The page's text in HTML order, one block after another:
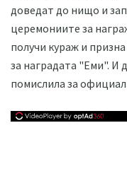
доведат до нищо и
церемониите за
получи кураж и
за наградата "Еми". И
помислила за